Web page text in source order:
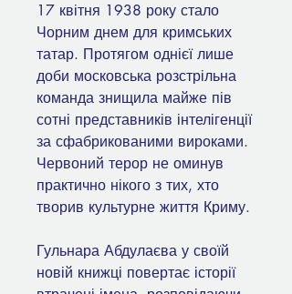
17 квітня 1938 року стало
Чорним днем для кримських
татар. Протягом однієї лише
доби московська розстрільна
команда знищила майже пів
сотні представників інтелігенції
за сфабрикованими вироками.
Червоний терор не оминув
практично нікого з тих, хто
творив культурне життя Криму.
Гульнара Абдулаєва у своїй
новій книжці повертає історії